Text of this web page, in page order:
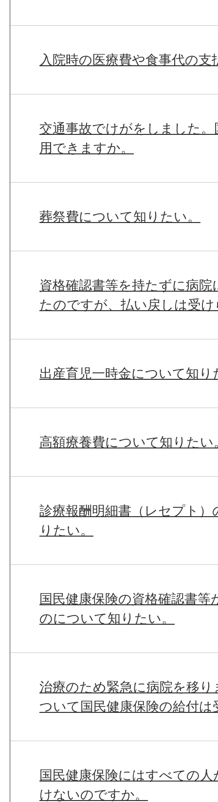
入院時の医療費や食事代の
交通事故でけがをしました
用できますか。
葬祭費について知りたい。
資格確認書等を持たずに病
たのですが、払い戻しは受
出産育児一時金について知り
高額療養費について知りたい
診療報酬明細書（レセプト
りたい。
国民健康保険の資格確認書
のについて知りたい。
治療のため緊急に病院を移
ついて国民健康保険の給付
国民健康保険にはすべての
けないのですか。